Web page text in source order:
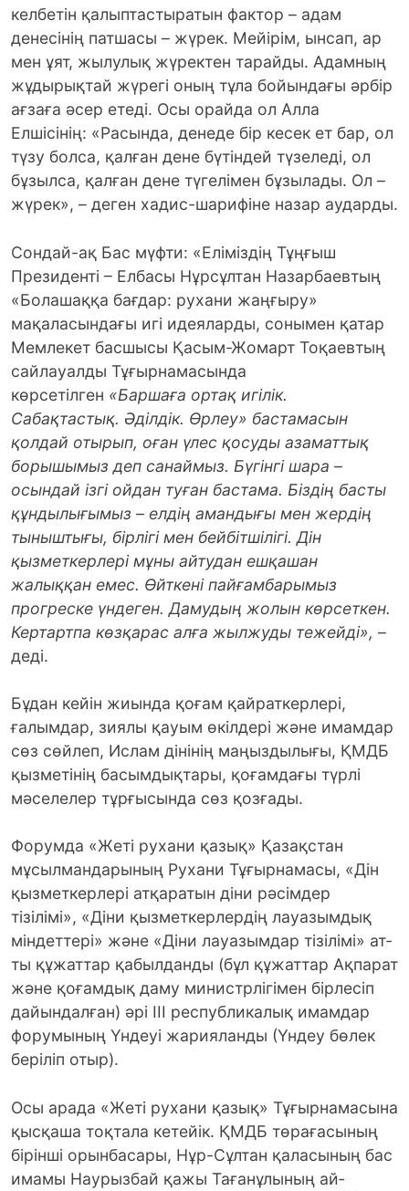
келбетін қалыптастыратын фактор – адам
денесінің патшасы – жүрек. Мейірім, ынсап, ар
мен ұят, жылулық жүректен тарайды. Адамның
жұдырықтай жүрегі оның тұла бойындағы әрбір
ағзаға әсер етеді. Осы орайда ол Алла
Елшісінің: «Расында, денеде бір кесек ет бар, ол
түзу болса, қалған дене бүтіндей түзеледі, ол
бұзылса, қалған дене түгелімен бұзылады. Ол –
жүрек», – деген хадис-шарифіне назар аударды.
Сондай-ақ Бас мүфти: «Еліміздің Тұңғыш
Президенті – Елбасы Нұрсұлтан Назарбаевтың
«Болашаққа бағдар: рухани жаңғыру»
мақаласындағы игі идея­ларды, сонымен қатар
Мемлекет басшысы Қасым-Жомарт Тоқаевтың
сайлауалды Тұғырнамасында
көрсетілген «Баршаға ортақ игілік.
Сабақтастық. Әділдік. Өрлеу» бастамасын
қолдай отырып, оған үлес қосуды азаматтық
борышымыз деп санаймыз. Бүгінгі шара –
осындай ізгі ойдан туған бастама. Біздің басты
құндылығымыз – елдің амандығы мен жердің
тыныштығы, бірлігі мен бейбітшілігі. Дін
қызметкерлері мұны айтудан ешқашан
жалыққан емес. Өйткені пайғамбарымыз
прогреске үндеген. Дамудың жолын көрсеткен.
Кертартпа көзқарас алға жылжуды тежейді», –
деді.
Бұдан кейін жиында қоғам қайрат­кер­лері,
ғалымдар, зиялы қауым өкіл­дері және имамдар
сөз сөйлеп, Ислам дінінің маңыздылығы, ҚМДБ
қызметінің басымдықтары, қоғамдағы түрлі
мәсе­ле­лер тұрғысында сөз қозғады.
Форумда «Жеті рухани қазық» Қа­зақ­­стан
мұсылмандарының Рухани Тұғыр­­намасы, «Дін
қызметкерлері атқара­­тын діни рәсімдер
тізілімі», «Діни қыз­меткерлердің лауазымдық
міндет­тері» және «Діни лауазымдар тізілі­мі» ат­
ты құжаттар қабылданды (бұл құжат­тар Ақпарат
және қоғамдық даму министр­лігімен бірлесіп
дайындалған) әрі ІІІ рес­публикалық имамдар
форумының Үндеуі жарияланды (Үндеу бөлек
беріліп отыр).
Осы арада «Жеті рухани қазық» Тұғыр­намасына
қысқаша тоқтала кетейік. ҚМДБ төрағасының
бірінші орынбасары, Нұр-Сұлтан қаласының бас
имамы Наурызбай қажы Тағанұлының ай­